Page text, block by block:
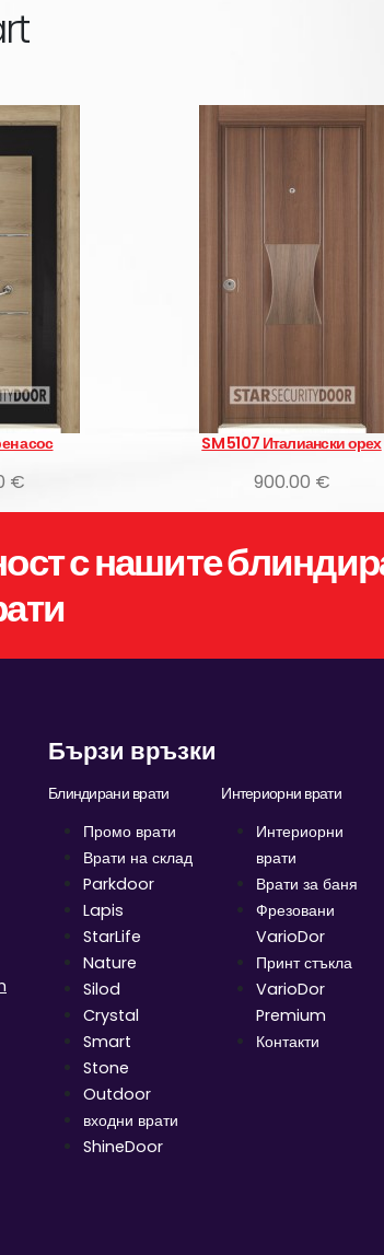
асос
€
SM 5107 Италиански орех
900.00 €
с нашите
Бързи връзки
Блиндирани врати
Промо врати
Врати на склад
Parkdoor
Lapis
StarLife
Nature
Silod
Crystal
Smart
Stone
Outdoor
входни врати
ShineDoor
Интериорни врати
Интериорни
врати
Врати за баня
Фрезовани
VarioDor
Принт стъкла
VarioDor
Premium
Контакти